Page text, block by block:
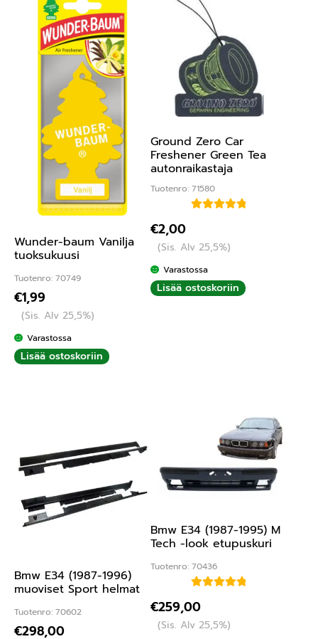
Wunder-baum Vanilja
tuoksukuusi
Tuotenro: 70749
€1,99
(Sis. Alv 25,5%)
Varastossa
Lisää ostoskoriin
Ground Zero Car
Freshener Green Tea
autonraikastaja
Tuotenro: 71580
5.00/ 5
€2,00
(Sis. Alv 25,5%)
Varastossa
Lisää ostoskoriin
Bmw E34 (1987-1996)
muoviset Sport helmat
Tuotenro: 70602
€298,00
Bmw E34 (1987-1995) M
Tech -look etupuskuri
Tuotenro: 70436
tuotteesta:
5.00/ 5
€259,00
(Sis. Alv 25,5%)